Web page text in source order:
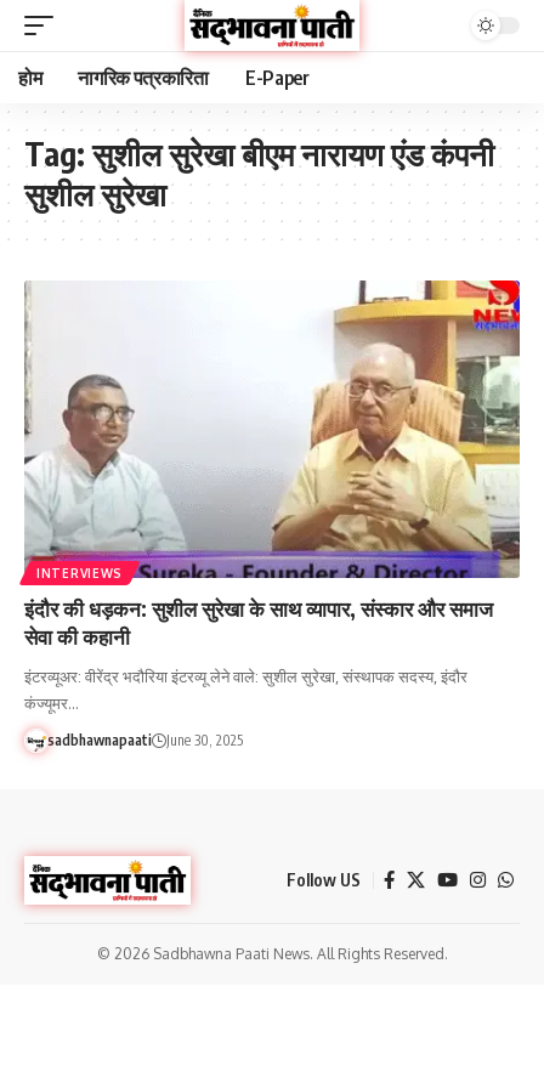
होम नागरिक पत्रकारिता E-Paper
Tag:सुशील सुरेखा बीएम नारायण एंड कंपनी
सुशील सुरेखा
INTERVIEWS
इंदौर की धड़कन: सुशील सुरेखा के साथ व्यापार, संस्कार और समाज
सेवा की कहानी
इंटरव्यूअर: वीरेंद्र भदौरिया इंटरव्यू लेने वाले: सुशील सुरेखा, संस्थापक सदस्य, इंदौर
कंज्यूमर…
sadbhawnapaati June 30, 2025
Follow US
© 2026 Sadbhawna Paati News. All Rights Reserved.